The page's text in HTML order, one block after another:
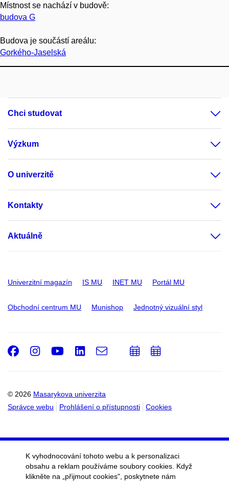
Místnost se nachází v budově:
budova G
Budova je součástí areálu:
Gorkého-Jaselská
Chci studovat
Výzkum
O univerzitě
Kontakty
Aktuálně
Univerzitní magazín IS MU INET MU Portál MU
Obchodní centrum MU Munishop Jednotný vizuální styl
© 2026 Masarykova univerzita
Správce webu
Prohlášení o přístupnosti Cookies
Facebook
Instagram
Youtube
LinkedIn
e-
PřidatPřidat
K vyhodnocování tohoto webu a k personalizaci
obsahu a reklam používáme soubory cookies. Když
klikněte na „přijmout cookies", poskytnete nám